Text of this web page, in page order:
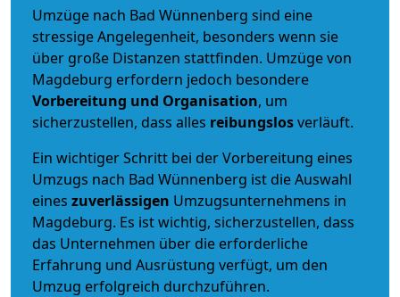
Umzüge nach Bad Wünnenberg sind eine
stressige Angelegenheit, besonders wenn sie
über große Distanzen stattfinden. Umzüge von
Magdeburg erfordern jedoch besondere
Vorbereitung und Organisation, um
sicherzustellen, dass alles reibungslosverläuft.
Ein wichtiger Schritt bei der Vorbereitung eines
Umzugs nach Bad Wünnenberg ist die Auswahl
eines zuverlässigen Umzugsunternehmens in
Magdeburg. Es ist wichtig, sicherzustellen, dass
das Unternehmen über die erforderliche
Erfahrung und Ausrüstung verfügt, um den
Umzug erfolgreich durchzuführen.